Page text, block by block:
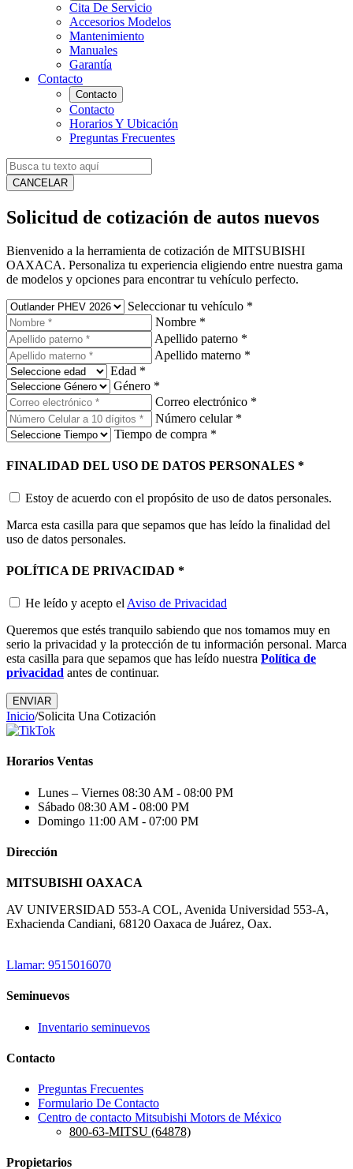
Cita De Servicio
Accesorios Modelos
Mantenimiento
Manuales
Garantía
Contacto
Contacto
Contacto
Horarios Y Ubicación
Preguntas Frecuentes
CANCELAR
Solicitud de cotización de autos nuevos
Bienvenido a la herramienta de cotización de MITSUBISHI
OAXACA. Personaliza tu experiencia eligiendo entre nuestra gama
de modelos y opciones para encontrar tu vehículo perfecto.
Seleccionar tu vehículo *
Nombre *
Apellido paterno *
Apellido materno *
Edad *
Género *
Correo electrónico *
Número celular *
Tiempo de compra *
FINALIDAD DEL USO DE DATOS PERSONALES *
Estoy de acuerdo con el propósito de uso de datos personales.
Marca esta casilla para que sepamos que has leído la finalidad del
uso de datos personales.
POLÍTICA DE PRIVACIDAD *
He leído y acepto el Aviso de Privacidad
Queremos que estés tranquilo sabiendo que nos tomamos muy en
serio la privacidad y la protección de tu información personal. Marca
esta casilla para que sepamos que has leído nuestra Política de
privacidad antes de continuar.
Inicio/Solicita Una Cotización
Horarios Ventas
Lunes – Viernes 08:30 AM - 08:00 PM
Sábado 08:30 AM - 08:00 PM
Domingo 11:00 AM - 07:00 PM
Dirección
MITSUBISHI OAXACA
AV UNIVERSIDAD 553-A COL, Avenida Universidad 553-A,
Exhacienda Candiani, 68120 Oaxaca de Juárez, Oax.
Llamar: 9515016070
Seminuevos
Inventario seminuevos
Contacto
Preguntas Frecuentes
Formulario De Contacto
Centro de contacto Mitsubishi Motors de México
800-63-MITSU (64878)
Propietarios